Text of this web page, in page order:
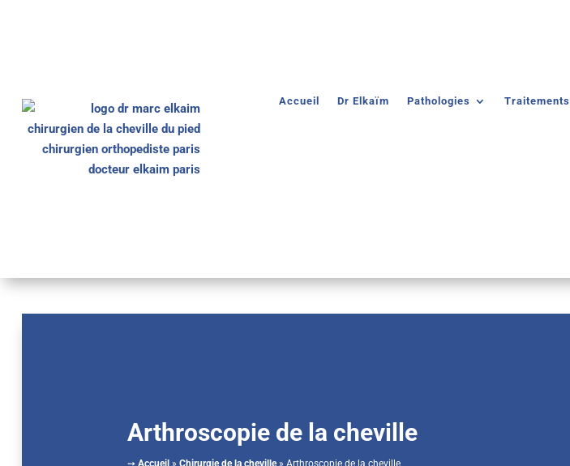
Accueil Dr Elkaïm Pathologies Traitements
Arthroscopie de la cheville
➙Accueil »Chirurgie de la cheville»Arthroscopie de la cheville